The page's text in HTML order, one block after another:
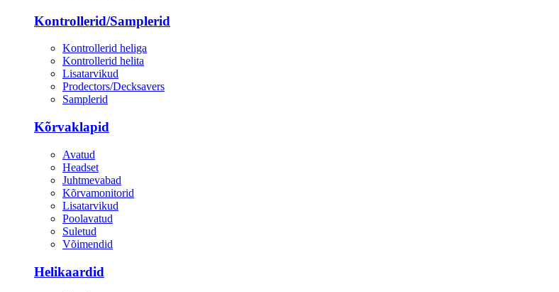
Kontrollerid/Samplerid
Kontrollerid heliga
Kontrollerid helita
Lisatarvikud
Prodectors/Decksavers
Samplerid
Kõrvaklapid
Avatud
Headset
Juhtmevabad
Kõrvamonitorid
Lisatarvikud
Poolavatud
Suletud
Võimendid
Helikaardid